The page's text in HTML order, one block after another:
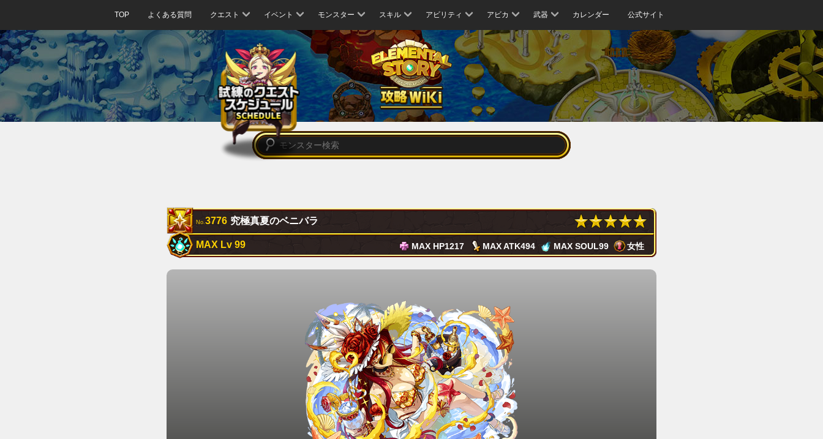
TOP よくある質問 クエスト イベント モンスター スキル アビリティ アビカ 武器 カレンダー 公式サイト
No.3776 究極真夏のベニバラ
MAX Lv 99 MAX HP1217 MAX ATK494 MAX SOUL99 女性